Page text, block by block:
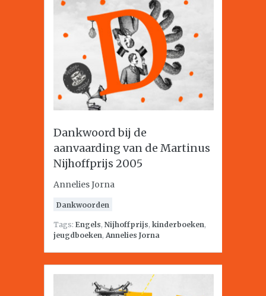
Dankwoord bij de
aanvaarding van de Martinus
Nijhoffprijs 2005
Annelies Jorna
Dankwoorden
Tags: Engels, Nijhoffprijs, kinderboeken,
jeugdboeken, Annelies Jorna